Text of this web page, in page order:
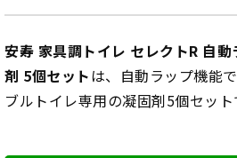
安寿 家具調トイレ セレクトR 自
剤 5個セットは、自動ラップ機能
ブルトイレ専用の凝固剤5個セット